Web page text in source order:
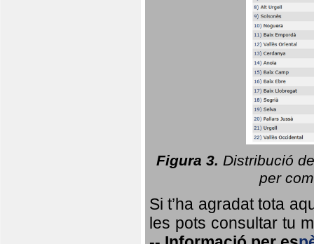
Figura 3. Distribució
per
Si t’ha agradat tota
les pots consultar tu